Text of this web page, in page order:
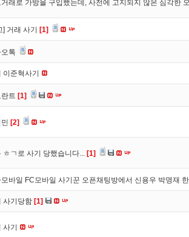
거래로 가방을 구입했는데, 사전에 고지되지 않은 심각한
] 거래 사기 [1]
톡
이준혁사기
트 [1]
[2]
ㅎㄱ로 사기 당했습니다... [1]
바일 FC모바일 사기꾼 오픈채팅방에서 신용우 박명재
사기당함 [1]
사기